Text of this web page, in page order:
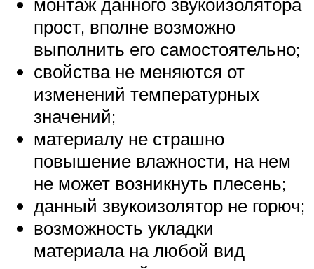
прост, вполне возможно
выполнить его самостоятельно;
свойства не меняются от
изменений температурных
значений;
материалу не страшно
повышение влажности, на нем
не может возникнуть плесень;
данный звукоизолятор не горюч;
возможность укладки
материала на любой вид